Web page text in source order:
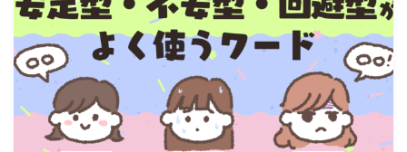
恋愛力覚醒コーチングについて
トップページ
プライバシーポリシー
利用規約
恋愛・LINE依存から卒業したいあなたへ
有料記事の決済完了ページ
運営者情報